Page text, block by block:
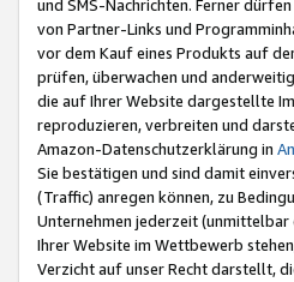
und SMS-Nachrichten. Ferner
von Partner-Links und
vor dem Kauf eines Produkts auf
prüfen, überwachen und
die auf Ihrer Website dargestellte
reproduzieren, verbreiten und
Amazon-Datenschutzerklärung in
Sie bestätigen und sind damit
(Traffic) anregen können, zu
Unternehmen jederzeit
Ihrer Website im Wettbewerb
Verzicht auf unser Recht darstellt,